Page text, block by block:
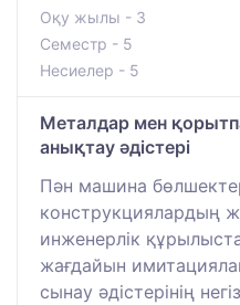
Оқу жылы - 3
Семестр - 5
Несиелер - 5
Металдар мен
анықтау әдістері
Пән машина
конструкциялардың
инженерлік
жағдайын
сынау әдістерінің